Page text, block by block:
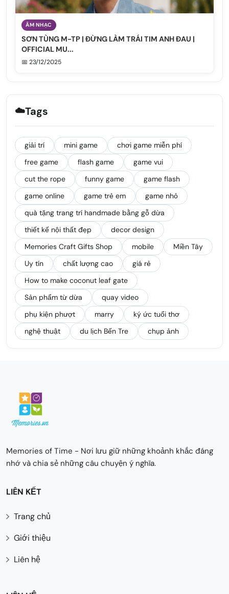
ÂM NHẠC
SƠN TÙNG M-TP | ĐỪNG LÀM TRÁI TIM ANH ĐAU |
OFFICIAL MU...
📅 23/12/2025
☁️Tags
giải trí mini game
chơi game miễn phí
free game
flash game
game vui
cut the rope
funny game
game flash
game online
game trẻ em
game nhỏ
quà tặng trang trí handmade bằng gỗ dừa
thiết kế nội thất đẹp
decor design
Memories Craft Gifts Shop
mobile
Miền Tây
Uy tín
chất lượng cao
giá rẻ
How to make coconut leaf gate
Sản phẩm từ dừa
quay video
phụ kiện phượt
marry
ký ức tuổi thơ
nghệ thuật
du lịch Bến Tre chụp ảnh
Memories of Time - Nơi lưu giữ những khoảnh khắc đáng
nhớ và chia sẻ những câu chuyện ý nghĩa.
LIÊN KẾT
Trang chủ
Giới thiệu
Liên hệ